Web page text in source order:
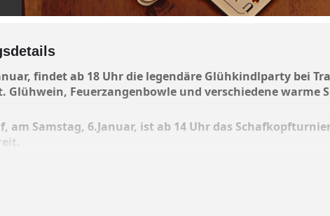
findet ab 18 Uhr die legendäre Glühkindlparty bei
Glühwein, Feuerzangenbowle und verschiedene warme
am Samstag, 6.Januar, ist ab 14 Uhr das
pro Person. Vierer-Gruppen bitte vorab anmelden bei
vorbei kommen. Es gibt tolle Tischpreise zu gewinnen.